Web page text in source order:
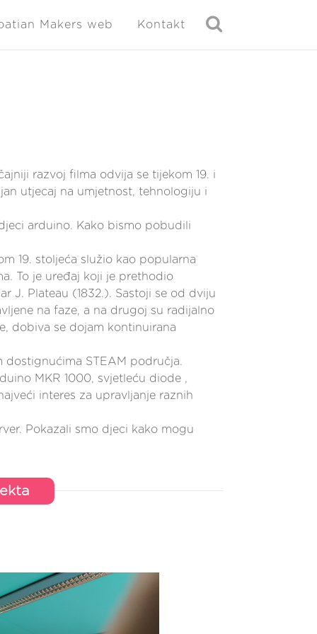
Makers web Kontakt
razvoj filma odvija se tijekom 19. i
utjecaj na umjetnost, tehnologiju i
arduino. Kako bismo pobudili
19. stoljeća služio kao popularna
To je uređaj koji je prethodio
J. Plateau (1832.). Sastoji se od dviju
na faze, a na drugoj su radijalno
dobiva se dojam kontinuirana
STEAM područja.
MKR 1000, svjetleću diode ,
interes za upravljanje raznih
Pokazali smo djeci kako mogu